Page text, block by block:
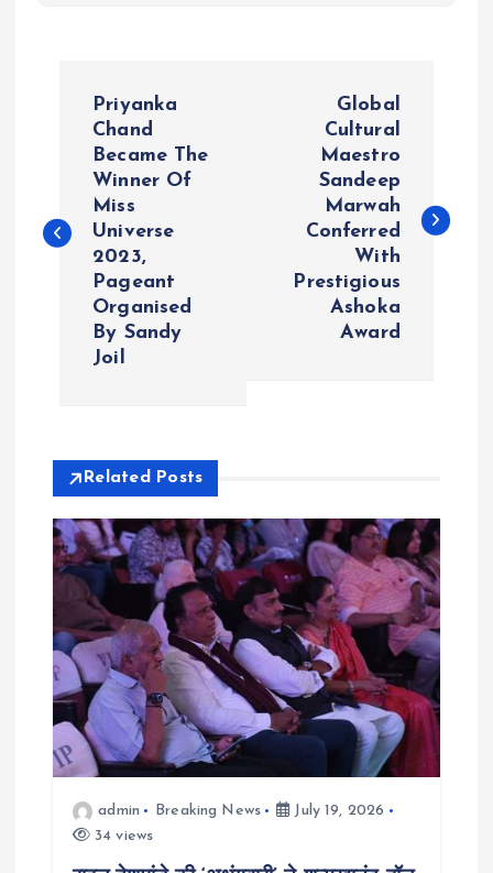
t
g
a
t
o
n
Priyanka
Chand
Became The
Winner Of
Miss
Universe
2023,
Pageant
Organised
By Sandy
Joil
Global
Cultural
Maestro
Sandeep
Marwah
Conferred
With
Prestigious
Ashoka
Award
Related Posts
admin Breaking News
July 19, 2026
34 views